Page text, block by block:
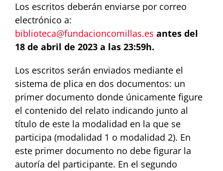
Los escritos deberán enviarse por correo
electrónico a:
biblioteca@fundacioncomillas.es antes del
18 de abril de 2023 a las 23:59h.
Los escritos serán enviados mediante el
sistema de plica en dos documentos: un
primer documento donde únicamente figure
el contenido del relato indicando junto al
título de este la modalidad en la que se
participa (modalidad 1 o modalidad 2). En
este primer documento no debe figurar la
autoría del participante. En el segundo